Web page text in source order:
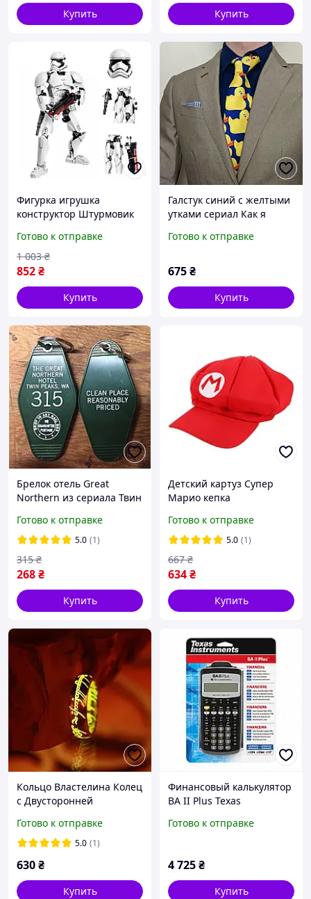
Купить Купить
Фигурка игрушка
конструктор Штурмовик
24 см
Готово к отправке
852₴
1 003 ₴
Купить
Галстук синий с желтыми
утками сериал Как я
модель 2 (Крупные утята)
Готово к отправке
675₴
Купить
Брелок отель Great
Northern из сериала Твин
Готово к отправке
5.0 (1)
268₴
315 ₴
Купить
Детский картуз Супер
Марио кепка
Готово к отправке
5.0 (1)
634₴
667 ₴
Купить
Кольцо Властелина Колец
с Двусторонней
Размер 10, Ø20 мм
Готово к отправке
5.0 (1)
630₴
Купить
Финансовый калькулятор
BA II Plus Texas
Готово к отправке
4 725₴
Купить